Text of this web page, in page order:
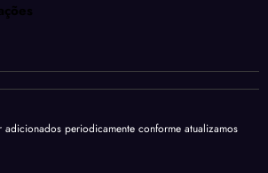
periodicamente conforme atualizamos